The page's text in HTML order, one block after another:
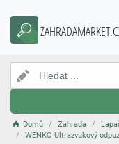
Domů Zahrada
WENKO Ultrazvukový